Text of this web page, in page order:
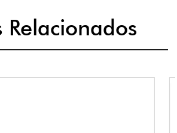
Relacionados